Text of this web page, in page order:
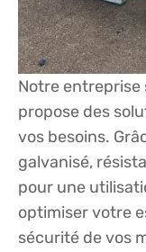
Notre entreprise
propose des
vos besoins.
galvanisé,
pour une
optimiser votre
sécurité de vos